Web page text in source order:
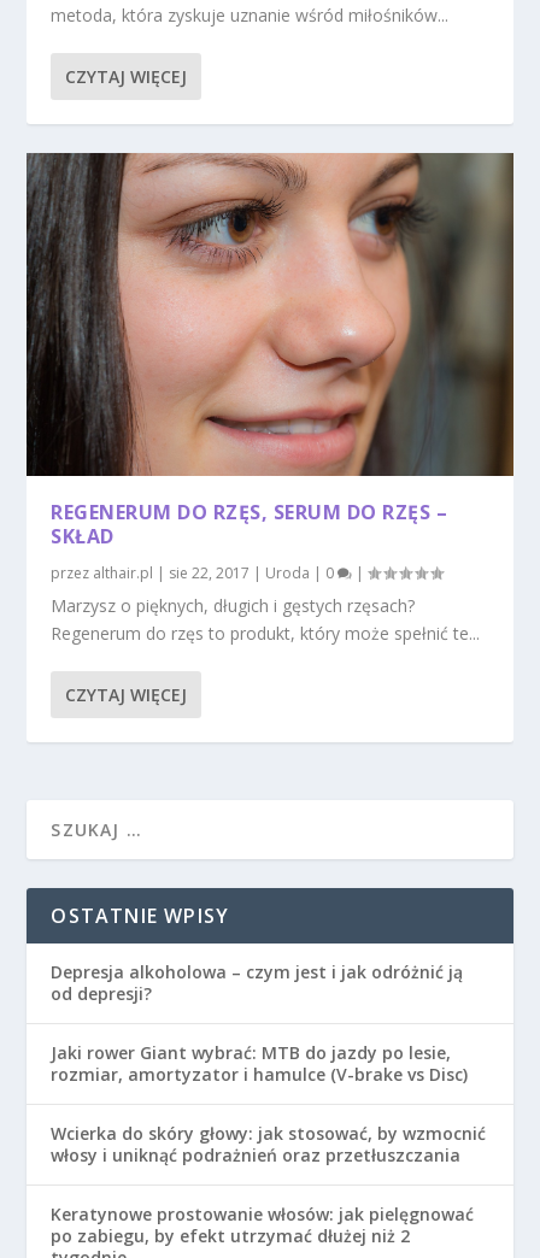
metoda, która zyskuje uznanie wśród miłośników...
CZYTAJ WIĘCEJ
REGENERUM DO RZĘS, SERUM DO RZĘS –
SKŁAD
przez althair.pl | sie 22, 2017 | Uroda | 0 |
Marzysz o pięknych, długich i gęstych rzęsach?
Regenerum do rzęs to produkt, który może spełnić te...
CZYTAJ WIĘCEJ
OSTATNIE WPISY
Depresja alkoholowa – czym jest i jak odróżnić ją
od depresji?
Jaki rower Giant wybrać: MTB do jazdy po lesie,
rozmiar, amortyzator i hamulce (V-brake vs Disc)
Wcierka do skóry głowy: jak stosować, by wzmocnić
włosy i uniknąć podrażnień oraz przetłuszczania
Keratynowe prostowanie włosów: jak pielęgnować
po zabiegu, by efekt utrzymać dłużej niż 2